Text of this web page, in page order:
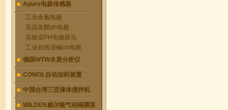
Apure电极传感器
工业余氯电极
高温发酵ph电极
实验室PH电极探头
工业在线强碱ph电极
德国WTW水质分析仪
COMOL自动加药装置
中国台湾三亚液体搅拌机
WILDEN威尔顿气动隔膜泵